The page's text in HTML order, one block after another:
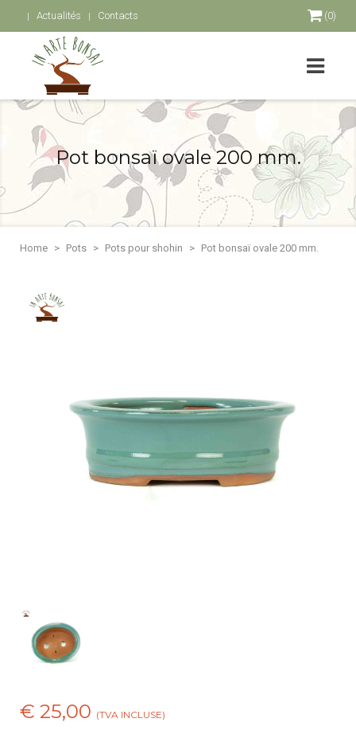
Actualités Contacts (0)
Pot bonsaï ovale 200 mm.
Home Pots Pots pour shohin Pot bonsaï ovale 200 mm.
€ 25,00 (TVA INCLUSE)